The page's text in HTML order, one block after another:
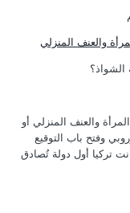
والعنف المنزلي
والعنف المنزلي أو
وفتح باب التوقيع
إذ كانت تركيا أول دولة تُصادق